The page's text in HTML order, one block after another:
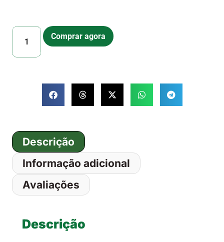
Comprar agora
Descrição
Informação adicional
Avaliações
Descrição